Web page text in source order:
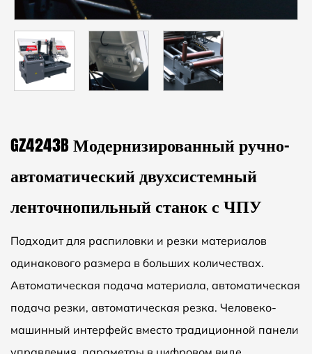
GZ4243B Модернизированный ручно-
автоматический двухсистемный
ленточнопильный станок с ЧПУ
Подходит для распиловки и резки материалов
одинакового размера в больших количествах.
Автоматическая подача материала, автоматическая
подача резки, автоматическая резка. Человеко-
машинный интерфейс вместо традиционной панели